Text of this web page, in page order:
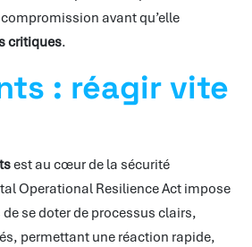
avant qu’elle
critiques.
: réagir vite
est au cœur de la sécurité
Operational Resilience Act impose
se doter de processus clairs,
permettant une réaction rapide,